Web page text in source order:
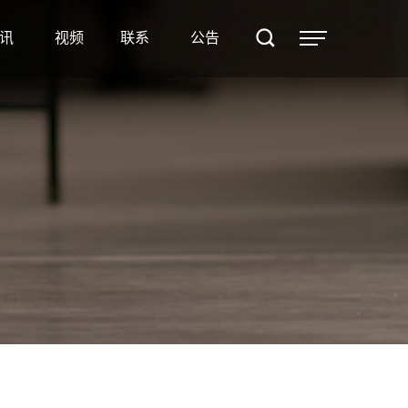
视频 联系 公告
视频